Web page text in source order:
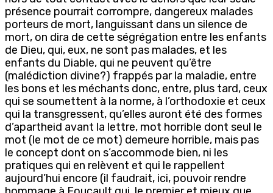
présence pourrait corrompre, dangereux malades
porteurs de mort, languissant dans un silence de
mort, on dira de cette ségrégation entre les enfants
de Dieu, qui, eux, ne sont pas malades, et les
enfants du Diable, qui ne peuvent qu’être
(malédiction divine?) frappés par la maladie, entre
les bons et les méchants donc, entre, plus tard, ceux
qui se soumettent à la norme, à l’orthodoxie et ceux
qui la transgressent, qu’elles auront été des formes
d’apartheid avant la lettre, mot horrible dont seul le
mot (le mot de ce mot) demeure horrible, mais pas
le concept dont on s’accommode bien, ni les
pratiques qui en relèvent et qui le rappellent
aujourd’hui encore (il faudrait, ici, pouvoir rendre